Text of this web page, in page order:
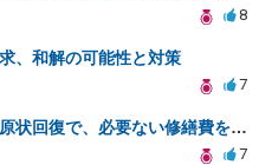
8
、和解の可能性と対策
7
オフィス賃貸物件の退去の原状回復で、必要ない修繕費を請求されている
7